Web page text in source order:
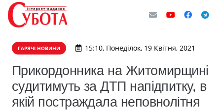
ГАРЯЧІ НОВИНИ 15:10, Понеділок, 19 Квітня, 2021
Прикордонника на Житомирщині
судитимуть за ДТП напідпитку, в
якій постраждала неповнолітня